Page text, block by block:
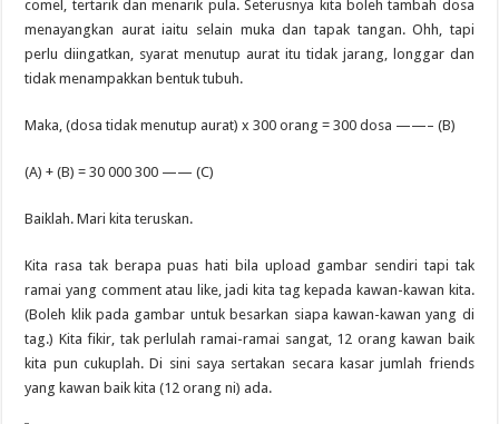
comel, tertarik dan menarik pula. Seterusnya kita boleh tambah dosa
menayangkan aurat iaitu selain muka dan tapak tangan. Ohh, tapi
perlu diingatkan, syarat menutup aurat itu tidak jarang, longgar dan
tidak menampakkan bentuk tubuh.
Maka, (dosa tidak menutup aurat) x 300 orang = 300 dosa ——– (B)
(A) + (B) = 30 000 300 —— (C)
Baiklah. Mari kita teruskan.
Kita rasa tak berapa puas hati bila upload gambar sendiri tapi tak
ramai yang comment atau like, jadi kita tag kepada kawan-kawan kita.
(Boleh klik pada gambar untuk besarkan siapa kawan-kawan yang di
tag.) Kita fikir, tak perlulah ramai-ramai sangat, 12 orang kawan baik
kita pun cukuplah. Di sini saya sertakan secara kasar jumlah friends
yang kawan baik kita (12 orang ni) ada.